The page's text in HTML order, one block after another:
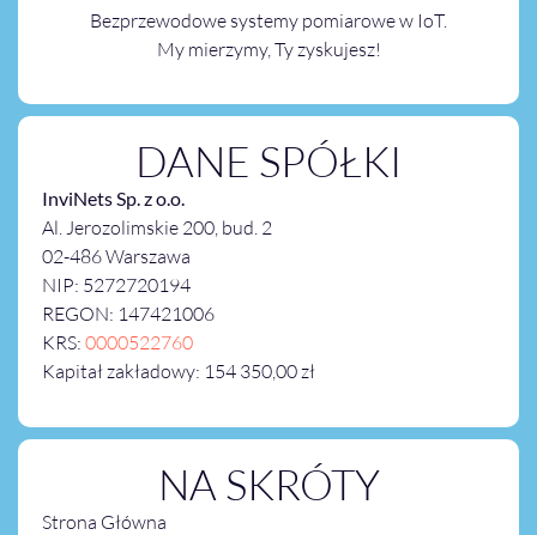
Bezprzewodowe systemy pomiarowe w IoT.
My mierzymy, Ty zyskujesz!
DANE SPÓŁKI
InviNets Sp. z o.o.
Al. Jerozolimskie 200, bud. 2
02-486 Warszawa
NIP: 5272720194
REGON: 147421006
KRS: 0000522760
Kapitał zakładowy: 154 350,00 zł
NA SKRÓTY
Strona Główna